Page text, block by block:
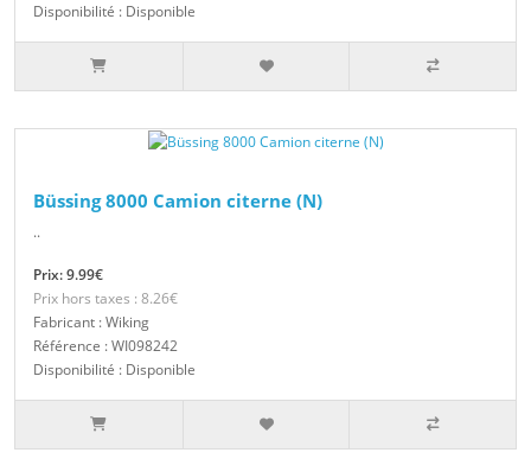
Disponibilité : Disponible
Büssing 8000 Camion citerne (N)
..
Prix: 9.99€
Prix hors taxes : 8.26€
Fabricant : Wiking
Référence : WI098242
Disponibilité : Disponible